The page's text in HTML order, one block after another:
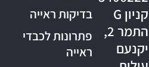
קניון G
התמר 2,
יקנעם
בדיקות ראייה
פתרונות לכבדי
ראייה